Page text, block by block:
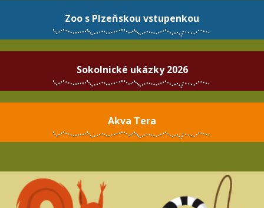
Zoo s Plzeňskou vstupenkou
Sokolnické ukázky 2026
Akva Tera